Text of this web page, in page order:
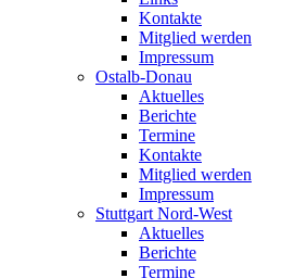
Kontakte
Mitglied werden
Impressum
Ostalb-Donau
Aktuelles
Berichte
Termine
Kontakte
Mitglied werden
Impressum
Stuttgart Nord-West
Aktuelles
Berichte
Termine